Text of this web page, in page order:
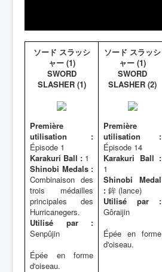
ソード スラッシ
ャー (1)
SWORD
SLASHER (1)
Première
utilisation :
Épisode 1
Karakuri Ball : 1
Shinobi Medals :
Combinaison des
trois médailles
principales des
Hurricanegers.
Utilisé par :
Senpûjin
Épée en forme
d'oiseau.
ソード スラッシ
ャー (1)
SWORD
SLASHER (2)
Première
utilisation :
Épisode 14
Karakuri Ball :
1
Shinobi Medal
: 鉾 (lance)
Utilisé par :
Gôraijin
Épée en forme
d'oiseau.